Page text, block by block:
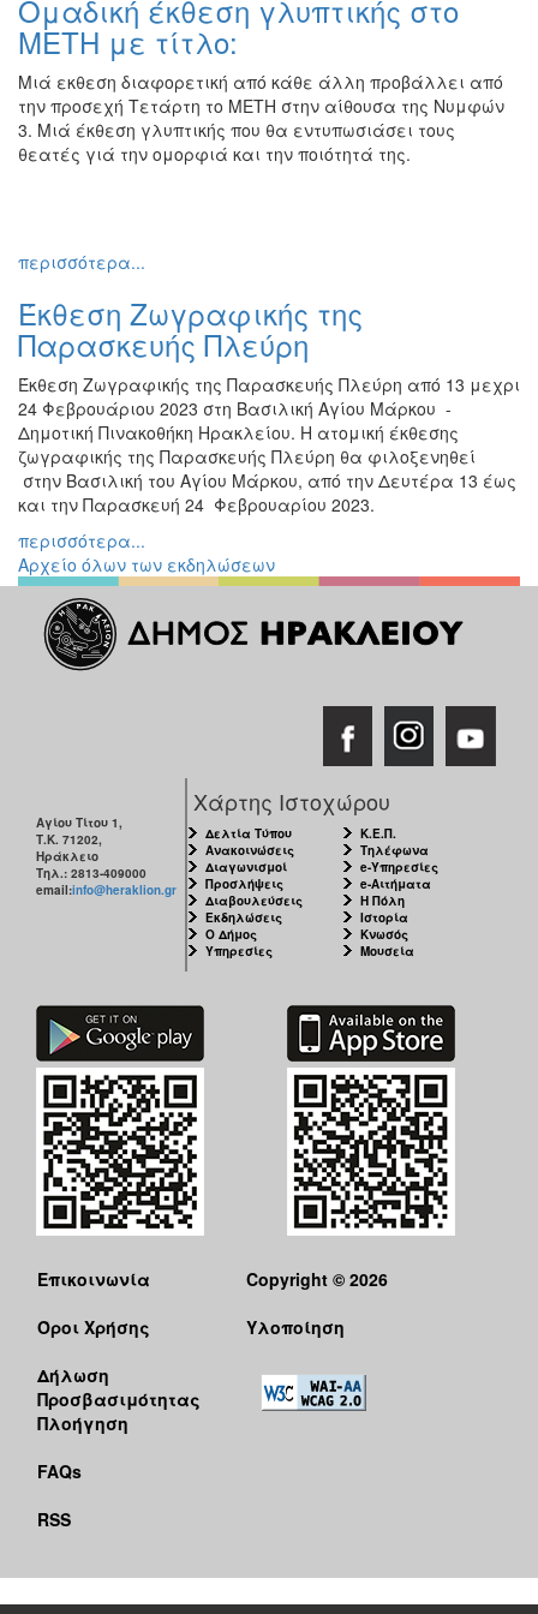
Ζωγραφική
Φωτογραφία
Τραγούδι
Μουσική
Κινηματογράφος
Παζάρι
Συνέδρια
-
Διημερίδες
Σεμινάρια-
Διαλέξεις-
Ομιλίες
Διάφορες
Εκθέσεις
Εκδηλώσεις
για
Παιδιά
ΤΟΠΟΣ
ΜΑΣ
ΑΝΘΕΚΤΙΚΗ
ΠΟΛΗ
Ομαδική έκθεση γλυπτικής στο
ΜΕΤΗ με τίτλο:
Μιά εκθεση διαφορετική από κάθε άλλη προβάλλει από
την προσεχή Τετάρτη το ΜΕΤΗ στην αίθουσα της Νυμφών
3. Μιά έκθεση γλυπτικής που θα εντυπωσιάσει τους
θεατές γιά την ομορφιά και την ποιότητά της.
περισσότερα...
Έκθεση Ζωγραφικής της
Παρασκευής Πλεύρη
Έκθεση Ζωγραφικής της Παρασκευής Πλεύρη από 13 μεχρι
24 Φεβρουάριου 2023 στη Βασιλική Αγίου Μάρκου -
Δημοτική Πινακοθήκη Ηρακλείου. Η ατομική έκθεσης
ζωγραφικής της Παρασκευής Πλεύρη θα φιλοξενηθεί
στην Βασιλική του Αγίου Μάρκου, από την Δευτέρα 13 έως
και την Παρασκευή 24 Φεβρουαρίου 2023.
περισσότερα...
Αρχείο όλων των εκδηλώσεων
Αγίου Τίτου 1,
Τ.Κ. 71202,
Ηράκλειο
Τηλ.: 2813-409000
email:info@heraklion.gr
Χάρτης Ιστοχώρου
Δελτία Τύπου
Ανακοινώσεις
Διαγωνισμοί
Προσλήψεις
Διαβουλεύσεις
Εκδηλώσεις
Ο Δήμος
Υπηρεσίες
Κ.Ε.Π.
Τηλέφωνα
e-Υπηρεσίες
e-Αιτήματα
Η Πόλη
Ιστορία
Κνωσός
Μουσεία
Επικοινωνία
Όροι Χρήσης
Δήλωση
Προσβασιμότητας
Πλοήγηση
FAQs
RSS
Copyright © 2026
Υλοποίηση